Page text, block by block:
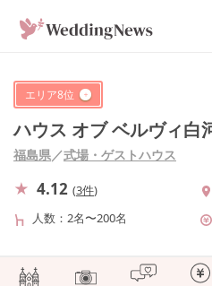
エリア8位
ハウス オブ ベルヴィ白
福島県／式場・ゲストハウス
4.12 (3件)
人数
2名〜200名